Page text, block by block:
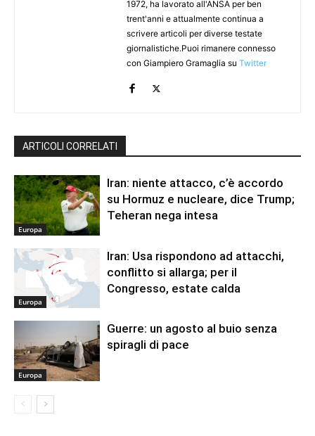
1972, ha lavorato all'ANSA per ben
trent'anni e attualmente continua a
scrivere articoli per diverse testate
giornalistiche.Puoi rimanere connesso
con Giampiero Gramaglia su Twitter
ARTICOLI CORRELATI
Europa
Iran: niente attacco, c’è accordo
su Hormuz e nucleare, dice Trump;
Teheran nega intesa
Europa
Iran: Usa rispondono ad attacchi,
conflitto si allarga; per il
Congresso, estate calda
Europa
Guerre: un agosto al buio senza
spiragli di pace